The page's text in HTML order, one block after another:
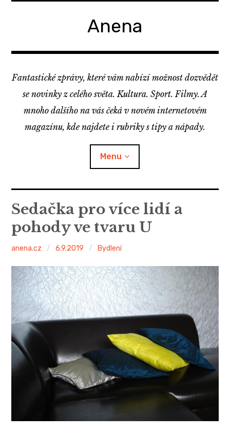
Anena
Fantastické zprávy, které vám nabízí možnost dozvědět
se novinky z celého světa. Kultura. Sport. Filmy. A
mnoho dalšího na vás čeká v novém internetovém
magazínu, kde najdete i rubriky s tipy a nápady.
Menu
Sedačka pro více lidí a
pohody ve tvaru U
anena.cz 6.9.2019 Bydlení